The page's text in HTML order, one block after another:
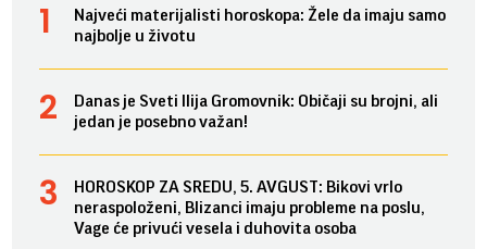
Najveći materijalisti horoskopa: Žele da imaju samo
najbolje u životu
Danas je Sveti Ilija Gromovnik: Običaji su brojni, ali
jedan je posebno važan!
HOROSKOP ZA SREDU, 5. AVGUST: Bikovi vrlo
neraspoloženi, Blizanci imaju probleme na poslu,
Vage će privući vesela i duhovita osoba